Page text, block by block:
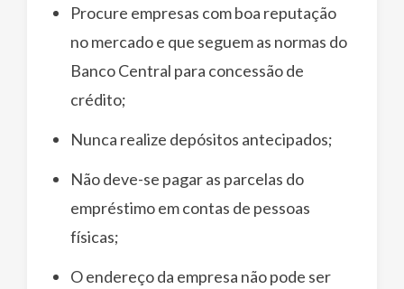
Procure empresas com boa reputação
no mercado e que seguem as normas do
Banco Central para concessão de
crédito;
Nunca realize depósitos antecipados;
Não deve-se pagar as parcelas do
empréstimo em contas de pessoas
físicas;
O endereço da empresa não pode ser